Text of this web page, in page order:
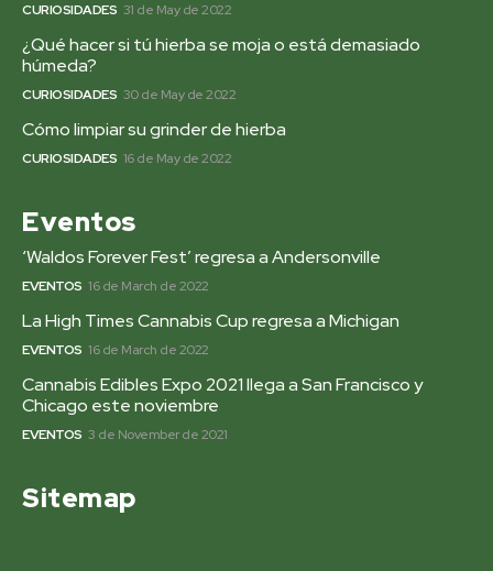
CURIOSIDADES 31 de May de 2022
¿Qué hacer si tú hierba se moja o está demasiado
húmeda?
CURIOSIDADES 30 de May de 2022
Cómo limpiar su grinder de hierba
CURIOSIDADES 16 de May de 2022
Eventos
‘Waldos Forever Fest’ regresa a Andersonville
EVENTOS 16 de March de 2022
La High Times Cannabis Cup regresa a Michigan
EVENTOS 16 de March de 2022
Cannabis Edibles Expo 2021 llega a San Francisco y
Chicago este noviembre
EVENTOS 3 de November de 2021
Sitemap